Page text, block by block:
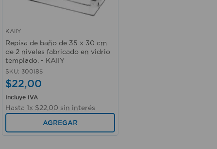
KAIIY
Repisa de baño de 35 x 30 cm
de 2 niveles fabricado en vidrio
templado. - KAIIY
SKU: 300185
$22,00
Incluye IVA
Hasta 1x $22,00 sin interés
AGREGAR